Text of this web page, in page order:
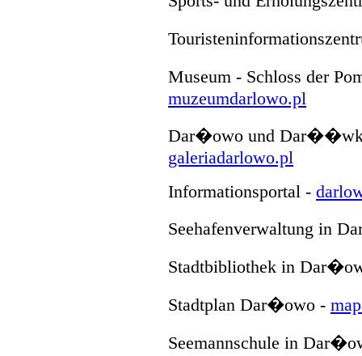
Museum - Schloss der
muzeumdarlowo.pl
Dar�owo und
galeriadarlowo.pl
Informationsportal -
Seehafenverwaltung in
Stadtbibliothek in
Stadtplan Dar�owo -
Seemannschule in